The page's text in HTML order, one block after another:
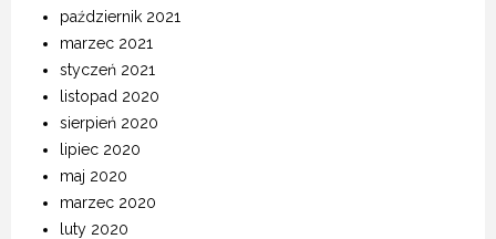
październik 2021
marzec 2021
styczeń 2021
listopad 2020
sierpień 2020
lipiec 2020
maj 2020
marzec 2020
luty 2020